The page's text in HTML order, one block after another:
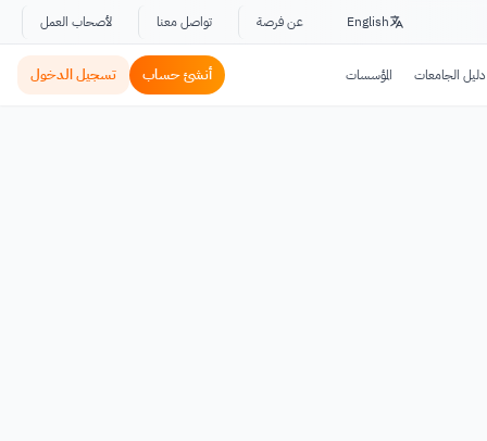
English عن فرصة تواصل معنا لأصحاب العمل
دليل الجامعات المؤسسات أنشئ حساب تسجيل الدخول